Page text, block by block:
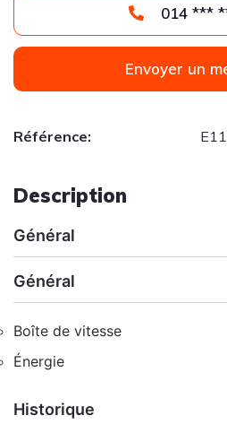
Envoyer un
Référence:
Description
Général
Général
Boîte de vitesse
Énergie
Historique